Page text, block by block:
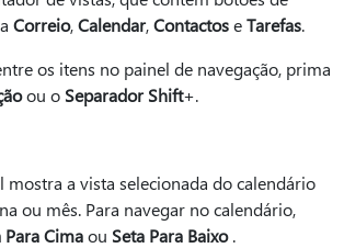
Correio,Calendar,ContactoseTarefas.
os itens no painel de navegação, prima
ou o Separador Shift+.
mostra a vista selecionada do calendário
ou mês. Para navegar no calendário,
Para Cimaou Seta Para Baixo.